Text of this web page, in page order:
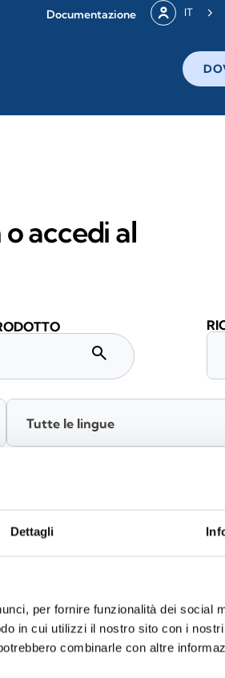
Dettagli
per fornire funzionalità dei social
in cui utilizzi il nostro sito con i
combinarle con altre
Documentazione IT
accedi al
search
Tutte le lingue